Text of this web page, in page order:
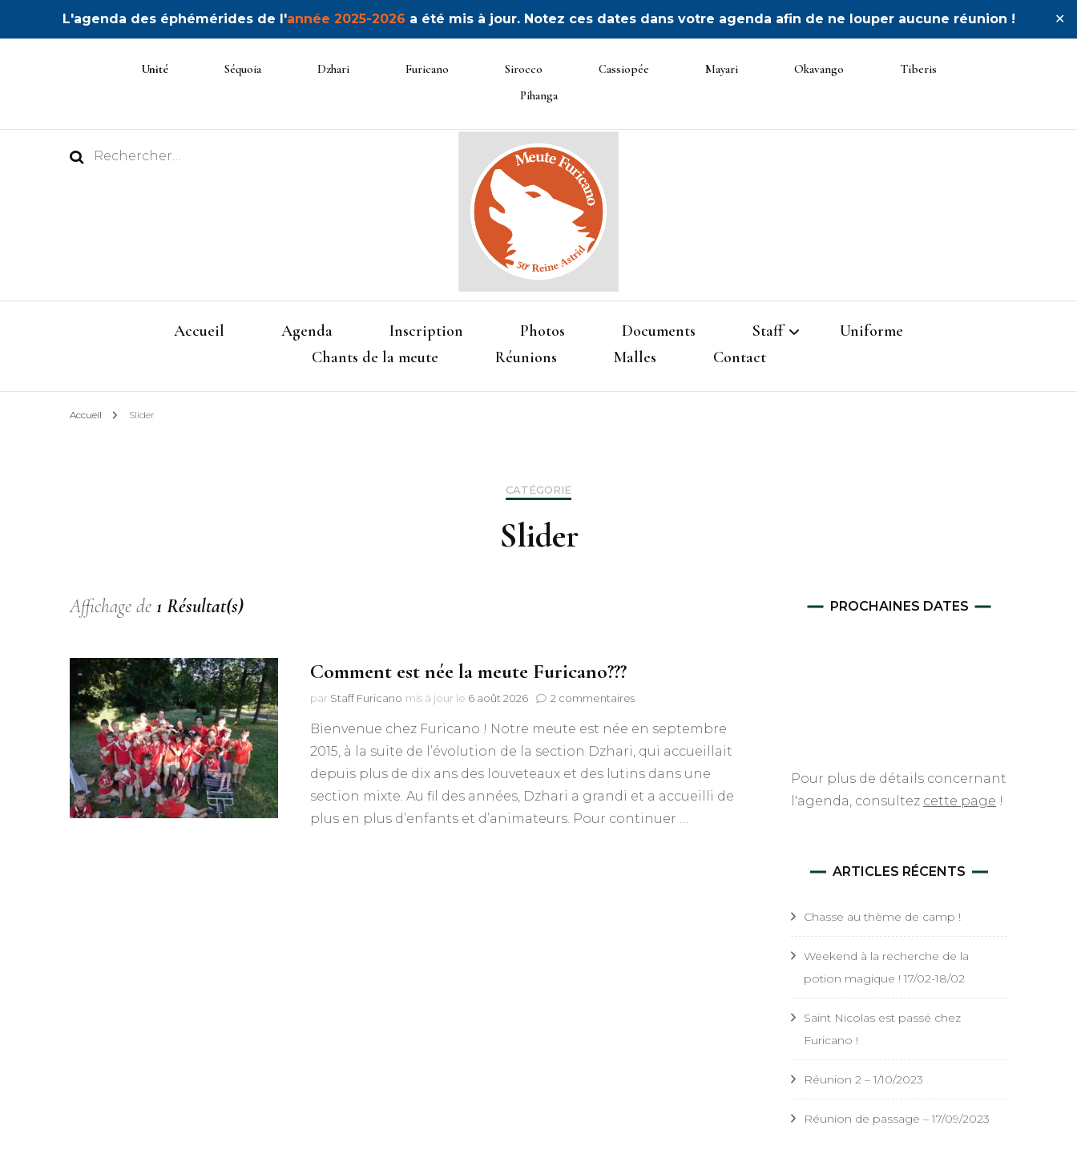
L'agenda des éphémérides de l'année 2025-2026 a été mis à jour. Notez ces dates dans votre agenda afin de ne louper aucune réunion ! ✕
Unité Séquoia Dzhari Furicano Sirocco Cassiopée Mayari Okavango
Tiberis
Pihanga
Rechercher :
Furicano
50ème Unité Reine Astrid
Accueil Agenda Inscription Photos Documents Staff
Staffs précédents
Uniforme
Chants de la meute
Réunions Malles Contact
Accueil Slider
CATÉGORIE
Slider
Affichage de 1 Résultat(s)
Comment est née la meute Furicano???
par Staff Furicano mis à jour le 6 août 2026 2 commentairessur
est
la
meute
Furicano???
Bienvenue chez Furicano ! Notre meute est née en septembre
2015, à la suite de l’évolution de la section Dzhari, qui accueillait
depuis plus de dix ans des louveteaux et des lutins dans une
section mixte. Au fil des années, Dzhari a grandi et a accueilli de
plus en plus d’enfants et d’animateurs. Pour continuer …
PROCHAINES DATES
Pour plus de détails concernant
l'agenda, consultez cette page !
ARTICLES RÉCENTS
Chasse au thème de camp !
Weekend à la recherche de la
potion magique ! 17/02-18/02
Saint Nicolas est passé chez
Furicano !
Réunion 2 – 1/10/2023
Réunion de passage – 17/09/2023